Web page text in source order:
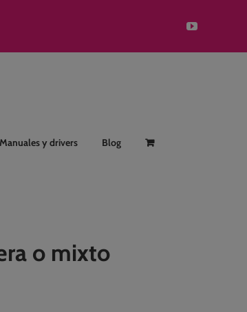
YouTube
Manuales y drivers Blog
o mixto